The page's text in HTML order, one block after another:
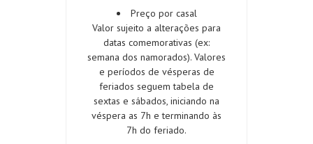
Preço por casal
Valor sujeito a alterações para
datas comemorativas (ex:
semana dos namorados). Valores
e períodos de vésperas de
feriados seguem tabela de
sextas e sábados, iniciando na
véspera as 7h e terminando às
7h do feriado.